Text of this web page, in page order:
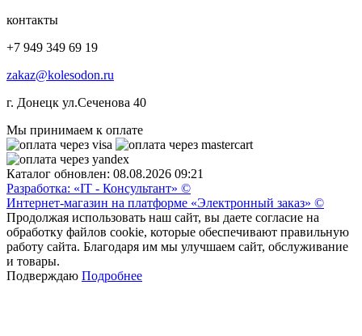
контакты
+7 949 349 69 19
zakaz@kolesodon.ru
г. Донецк ул.Сеченова 40
Мы принимаем к оплате
Каталог обновлен: 08.08.2026 09:21
Разработка: «IT - Консультант» ©
Интернет-магазин на платформе «Электронный заказ» ©
Продолжая использовать наш сайт, вы даете согласие на
обработку файлов cookie, которые обеспечивают правильную
работу сайта. Благодаря им мы улучшаем сайт, обслуживание
и товары.
Подверждаю Подробнее